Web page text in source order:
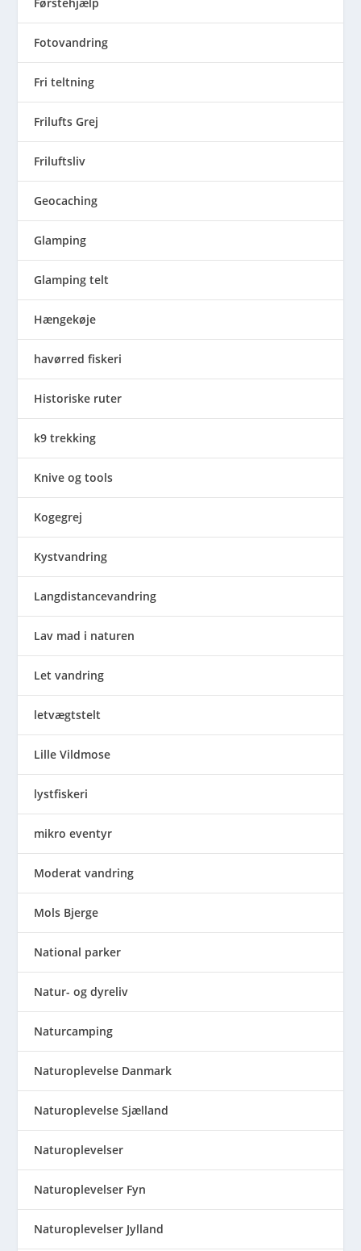
Fotovandring
Fri teltning
Frilufts Grej
Friluftsliv
Geocaching
Glamping
Glamping telt
Hængekøje
havørred fiskeri
Historiske ruter
k9 trekking
Knive og tools
Kogegrej
Kystvandring
Langdistancevandring
Lav mad i naturen
Let vandring
letvægtstelt
Lille Vildmose
lystfiskeri
mikro eventyr
Moderat vandring
Mols Bjerge
National parker
Natur- og dyreliv
Naturcamping
Naturoplevelse Danmark
Naturoplevelse Sjælland
Naturoplevelser
Naturoplevelser Fyn
Naturoplevelser Jylland